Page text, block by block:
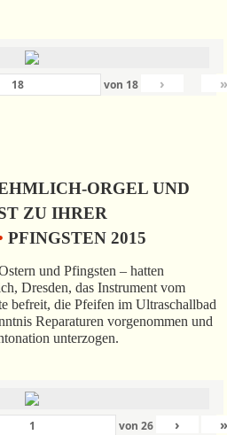
von 18 ›
ORGEL UND
ZU IHRER
PFINGSTEN 2015
und Pfingsten – hatten
Dresden, das Instrument vom
befreit, die Pfeifen im Ultraschallbad
Reparaturen vorgenommen und
unterzogen.
von 26 ›